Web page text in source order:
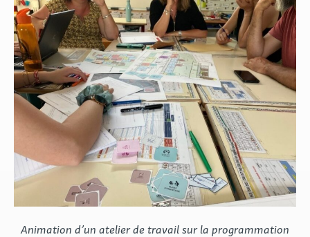
Animation d’un atelier de travail sur la programmation